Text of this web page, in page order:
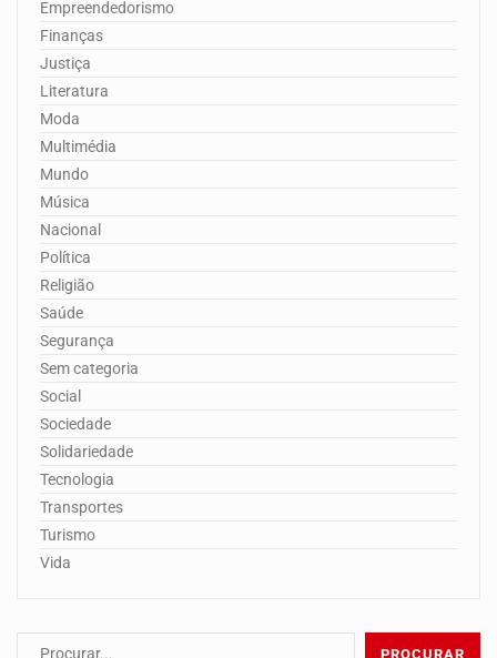
Empreendedorismo
Finanças
Justiça
Literatura
Moda
Multimédia
Mundo
Música
Nacional
Política
Religião
Saúde
Segurança
Sem categoria
Social
Sociedade
Solidariedade
Tecnologia
Transportes
Turismo
Vida